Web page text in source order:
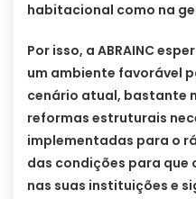
habitacional como na
Por isso, a ABRAINC
um ambiente favorável
cenário atual, bastante
reformas estruturais
implementadas para o
das condições para que
nas suas instituições e